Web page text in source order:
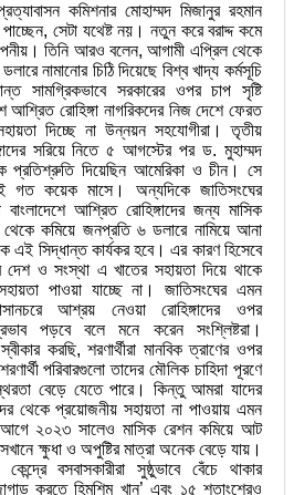
কমিশনার মোহাম্মদ মিজানুর রহমান
পাচ্ছেন, সেটা যথেষ্ট নয়। নতুন করে বরাদ্দ কমে
তিনি আরও বলেন, আগামী এপ্রিল থেকে
নামানোর চিঠি দিয়েছে বিশ্ব খাদ্য কর্মসূচি
সামগ্রিকভাবে সরকারের ওপর চাপ সৃষ্টি
আশ্রিত রোহিঙ্গা নাগরিকদের নিজ দেশে ফেরত
দিচ্ছে না উন্নয়ন সহযোগীরা। তৃতীয়
সরিয়ে নিতে ৫ আগস্টের পর ড. মুহাম্মদ
প্রতিশ্রুতি দিয়েছিন আমেরিকা ও চীন। সে
গত কয়েক মাসে। অন্যদিকে জাতিসংঘের
আশ্রিত রোহিঙ্গাদের জন্য মাসিক
থেকে কমিয়ে জনপ্রতি ৬ ডলারে নামিয়ে আনা
এই সিদ্ধান্ত কার্যকর হবে। এর কারণ হিসেবে
দেশ ও সংস্থা এ খাতের সহায়তা দিয়ে থাকে
পাওয়া যাচ্ছে না। জাতিসংঘের এমন
আশ্রয় নেওয়া রোহিঙ্গাদের ওপর
পড়বে বলে মনে করেন সংশ্লিষ্টরা।
করছি, শরণার্থীরা মানবিক ত্রাণের ওপর
পরিবারগুলো তাদের মৌলিক চাহিদা পূরণে
বেড়ে যেতে পারে। কিন্তু আমরা যাদের
থেকে প্রয়োজনীয় সহায়তা না পাওয়ায় এমন
২০২৩ সালেও মাসিক রেশন কমিয়ে আট
ক্ষুধা ও অপুষ্টির মাত্রা অনেক বেড়ে যায়।
বসবাসকারীরা সুষ্ঠুভাবে বেঁচে থাকার
করতে হিমশিম খান’ এবং ১৫ শতাংশেরও